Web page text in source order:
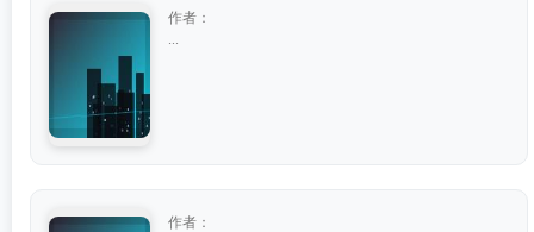
作者：
作者：